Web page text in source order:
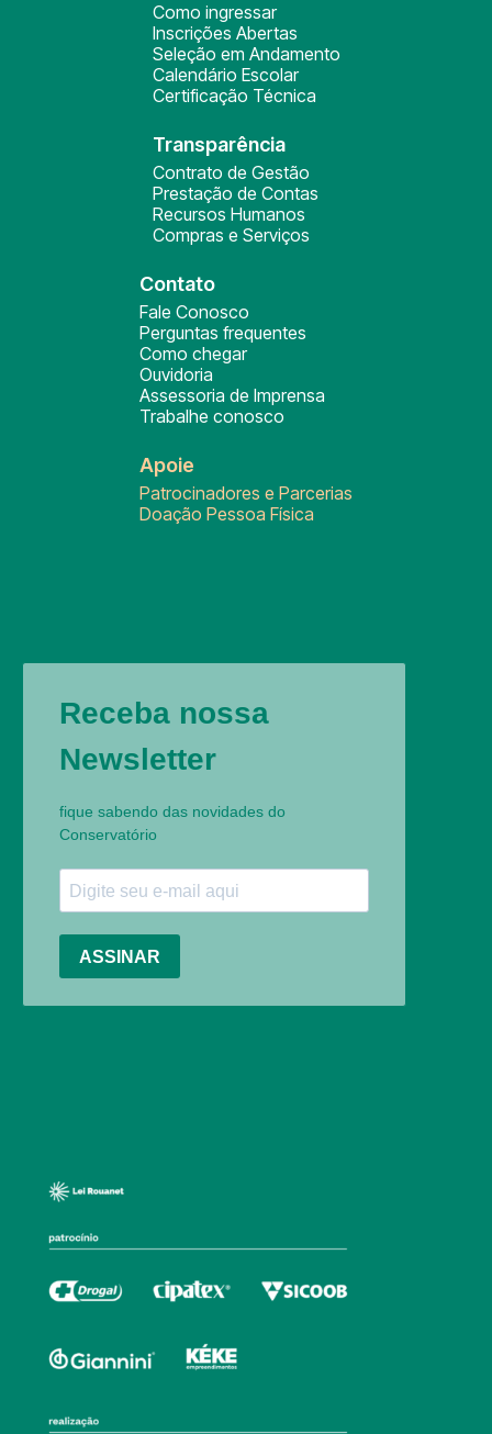
Como ingressar
Inscrições Abertas
Seleção em Andamento
Calendário Escolar
Certificação Técnica
Transparência
Contrato de Gestão
Prestação de Contas
Recursos Humanos
Compras e Serviços
Contato
Fale Conosco
Perguntas frequentes
Como chegar
Ouvidoria
Assessoria de Imprensa
Trabalhe conosco
Apoie
Patrocinadores e Parcerias
Doação Pessoa Física